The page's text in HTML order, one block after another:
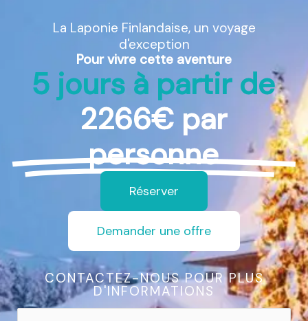
La Laponie Finlandaise, un voyage
d'exception
Pour vivre cette aventure
5 jours à partir de
2266€ par
personne
Réserver
Demander une offre
CONTACTEZ-NOUS POUR PLUS
D'INFORMATIONS